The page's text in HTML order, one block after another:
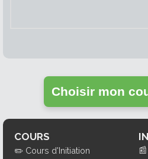
Choisir mon
COURS
✏️ Cours d'Initiation
📰